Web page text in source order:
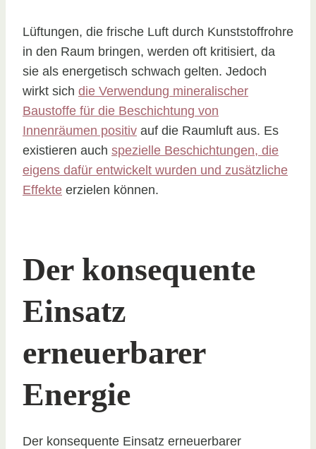
Lüftungen, die frische Luft durch Kunststoffrohre
in den Raum bringen, werden oft kritisiert, da
sie als energetisch schwach gelten. Jedoch
wirkt sich die Verwendung mineralischer
Baustoffe für die Beschichtung von
Innenräumen positiv auf die Raumluft aus. Es
existieren auch spezielle Beschichtungen, die
eigens dafür entwickelt wurden und zusätzliche
Effekte erzielen können.
Der konsequente
Einsatz
erneuerbarer
Energie
Der konsequente Einsatz erneuerbarer